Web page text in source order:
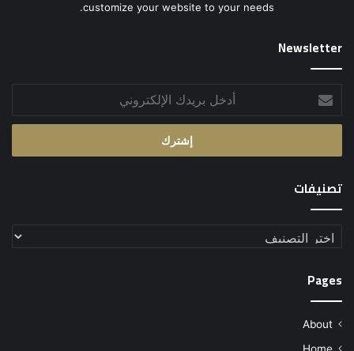
customize your website to your needs.
Newsletter
بريدك
الإلكتروني
تصنيفات
تصنيفات
Pages
About